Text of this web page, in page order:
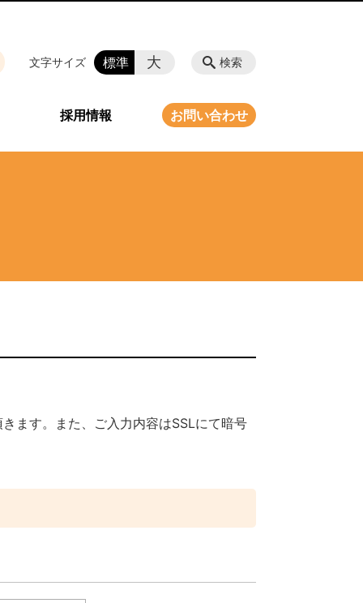
採用情報 お問い合わせ
検索
文字サイズ 標準 大
ます。また、ご入力内容はSSLにて暗号